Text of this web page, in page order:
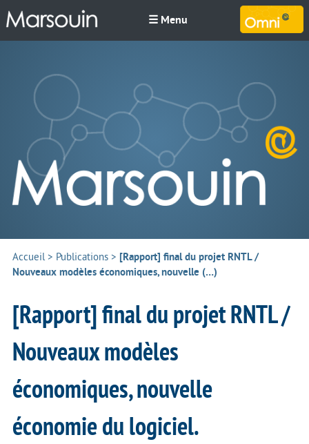
☰ Menu
Accueil> Publications > [Rapport] final du projet RNTL /
Nouveaux modèles économiques, nouvelle (…)
[Rapport] final du projet RNTL /
Nouveaux modèles
économiques, nouvelle
économie du logiciel.